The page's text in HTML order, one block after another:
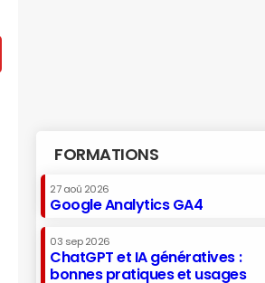
FORMATIONS
27 aoû 2026
Google Analytics GA4
03 sep 2026
ChatGPT et IA génératives :
bonnes pratiques et usages